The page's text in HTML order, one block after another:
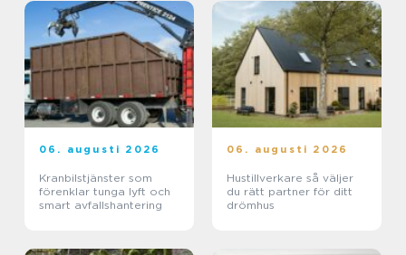
06. augusti 2026
Kranbilstjänster som
förenklar tunga lyft och
smart avfallshantering
06. augusti 2026
Hustillverkare så väljer
du rätt partner för ditt
drömhus